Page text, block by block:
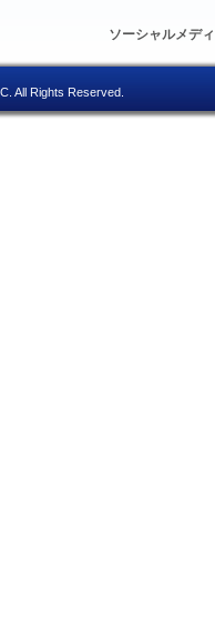
ソーシャルメデ
All Rights Reserved.